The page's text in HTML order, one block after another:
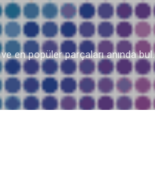
en popüler parçaları anında bul.